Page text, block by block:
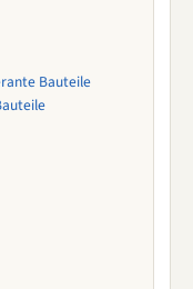
Bauteile